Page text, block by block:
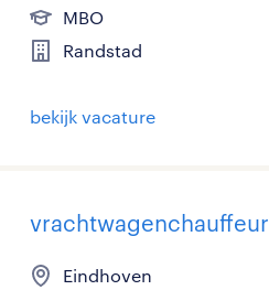
MBO
Randstad
bekijk vacature
vrachtwagenchauffeur
Eindhoven